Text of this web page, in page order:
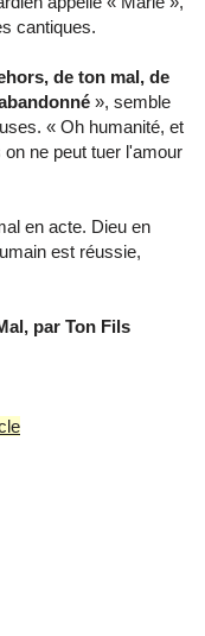
cantiques.
de ton mal, de
», semble
« Oh humanité, et
ne peut tuer l'amour
en acte. Dieu en
est réussie,
par Ton Fils